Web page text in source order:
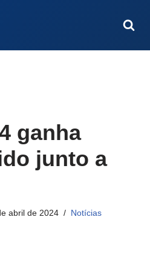
ganha
junto a
abril de 2024 Notícias